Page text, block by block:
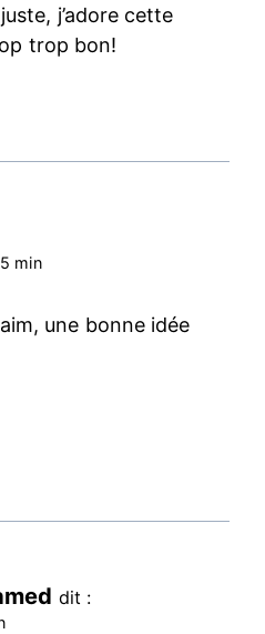
j’adore cette
trop bon!
min
une bonne idée
dit :